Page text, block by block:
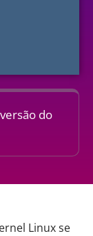
do
Linux se